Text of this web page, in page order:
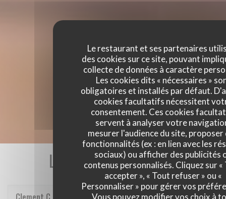
Le restaurant et ses partenaires
des cookies sur ce site, pouvant
collecte de données à caractère
Les cookies dits « nécessaires »
obligatoires et installés par défaut.
cookies facultatifs nécessitent
consentement. Ces cookies
servent à analyser votre
mesurer l'audience du site, proposer
fonctionnalités (ex : en lien avec les
sociaux) ou afficher des publicités
contenus personnalisés. Cliquez sur «
accepter », « Tout refuser » ou «
Personnaliser » pour gérer vos
Vous pouvez modifier vos choix à
Les avis de nos clients